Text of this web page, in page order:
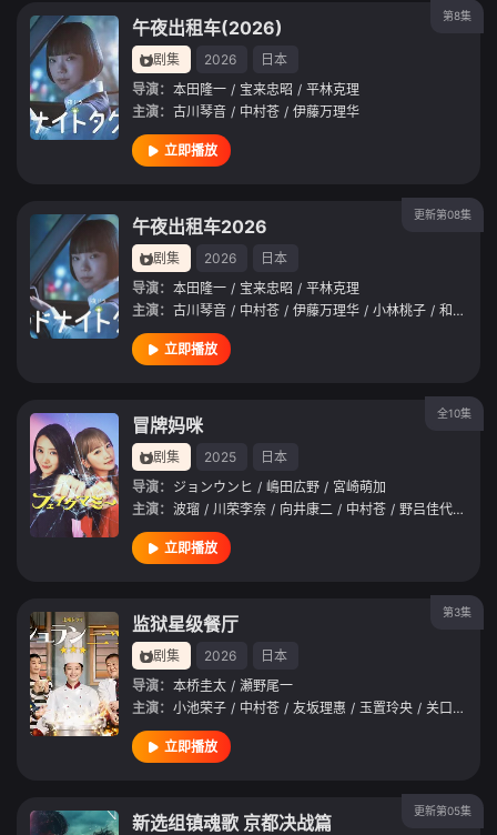
第8集
午夜出租车(2026)
剧集 2026
日本
导演： 本田隆一 / 宝来忠昭 / 平林克理
主演： 古川琴音 / 中村苍 / 伊藤万理华
立即播放
更新第08集
午夜出租车2026
剧集 2026
日本
导演： 本田隆一 / 宝来忠昭 / 平林克理
主演： 古川琴音 / 中村苍 / 伊藤万理华 / 小林桃子 / 和久井映见
立即播放
全10集
冒牌妈咪
剧集 2025
日本
导演： ジョンウンヒ / 嶋田広野 / 宮崎萌加
主演： 波瑠 / 川荣李奈 / 向井康二 / 中村苍 / 野吕佳代 /
立即播放
第3集
监狱星级餐厅
剧集 2026
日本
导演： 本桥圭太 / 瀬野尾一
主演： 小池荣子 / 中村苍 / 友坂理惠 / 玉置玲央 / 关口曼迪
立即播放
更新第05集
新选组镇魂歌 京都决战篇